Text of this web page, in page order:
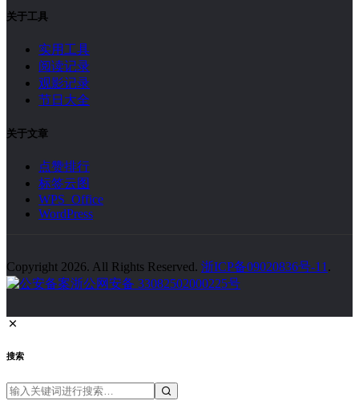
关于工具
实用工具
阅读记录
观影记录
节日大全
关于文章
点赞排行
标签云图
WPS Office
WordPress
Copyright 2026. All Rights Reserved. 浙ICP备09020836号-11 .
浙公网安备 33082502000225号
搜索